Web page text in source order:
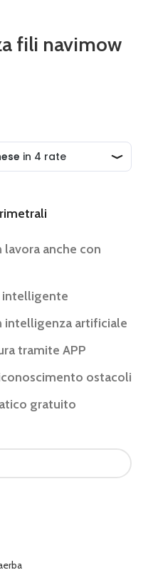
fili navimow
lavora anche con
intelligente
intelligenza artificiale
tramite APP
ostacoli
gratuito